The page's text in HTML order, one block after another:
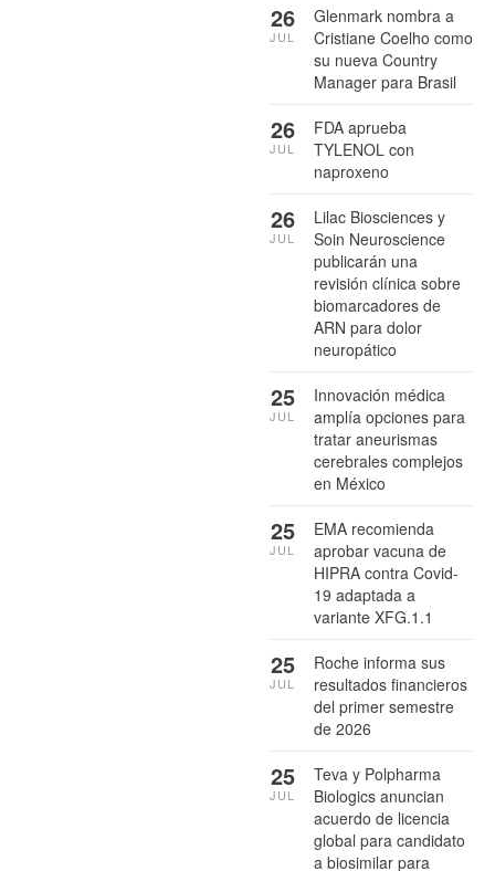
Glenmark nombra a
Cristiane Coelho como
su nueva Country
Manager para Brasil
26
JUL
FDA aprueba
TYLENOL con
naproxeno
26
JUL
Lilac Biosciences y
Soin Neuroscience
publicarán una
revisión clínica sobre
biomarcadores de
ARN para dolor
neuropático
26
JUL
Innovación médica
amplía opciones para
tratar aneurismas
cerebrales complejos
en México
25
JUL
EMA recomienda
aprobar vacuna de
HIPRA contra Covid-
19 adaptada a
variante XFG.1.1
25
JUL
Roche informa sus
resultados financieros
del primer semestre
de 2026
25
JUL
Teva y Polpharma
Biologics anuncian
acuerdo de licencia
global para candidato
a biosimilar para
25
JUL